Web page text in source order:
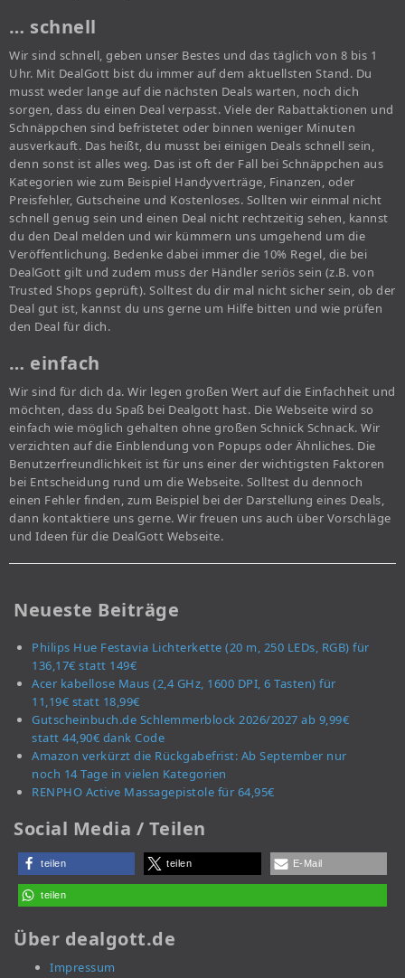
… schnell
Wir sind schnell, geben unser Bestes und das täglich von 8 bis 1
Uhr. Mit DealGott bist du immer auf dem aktuellsten Stand. Du
musst weder lange auf die nächsten Deals warten, noch dich
sorgen, dass du einen Deal verpasst. Viele der Rabattaktionen und
Schnäppchen sind befristetet oder binnen weniger Minuten
ausverkauft. Das heißt, du musst bei einigen Deals schnell sein,
denn sonst ist alles weg. Das ist oft der Fall bei Schnäppchen aus
Kategorien wie zum Beispiel Handyverträge, Finanzen, oder
Preisfehler, Gutscheine und Kostenloses. Sollten wir einmal nicht
schnell genug sein und einen Deal nicht rechtzeitig sehen, kannst
du den Deal melden und wir kümmern uns umgehend um die
Veröffentlichung. Bedenke dabei immer die 10% Regel, die bei
DealGott gilt und zudem muss der Händler seriös sein (z.B. von
Trusted Shops geprüft). Solltest du dir mal nicht sicher sein, ob der
Deal gut ist, kannst du uns gerne um Hilfe bitten und wie prüfen
den Deal für dich.
… einfach
Wir sind für dich da. Wir legen großen Wert auf die Einfachheit und
möchten, dass du Spaß bei Dealgott hast. Die Webseite wird so
einfach wie möglich gehalten ohne großen Schnick Schnack. Wir
verzichten auf die Einblendung von Popups oder Ähnliches. Die
Benutzerfreundlichkeit ist für uns einer der wichtigsten Faktoren
bei Entscheidung rund um die Webseite. Solltest du dennoch
einen Fehler finden, zum Beispiel bei der Darstellung eines Deals,
dann kontaktiere uns gerne. Wir freuen uns auch über Vorschläge
und Ideen für die DealGott Webseite.
Neueste Beiträge
Philips Hue Festavia Lichterkette (20 m, 250 LEDs, RGB) für
136,17€ statt 149€
Acer kabellose Maus (2,4 GHz, 1600 DPI, 6 Tasten) für
11,19€ statt 18,99€
Gutscheinbuch.de Schlemmerblock 2026/2027 ab 9,99€
statt 44,90€ dank Code
Amazon verkürzt die Rückgabefrist: Ab September nur
noch 14 Tage in vielen Kategorien
RENPHO Active Massagepistole für 64,95€
Social Media / Teilen
teilen teilen E-Mail
teilen
Über dealgott.de
Impressum